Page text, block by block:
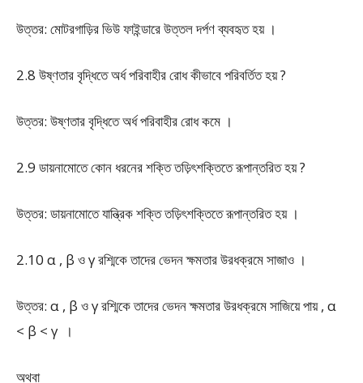
উত্তর: মোটরগাড়ির ভিউ ফাইন্ডারে উত্তল দর্পণ ব্যবহৃত হয় ।
2.8 উষ্ণতার বৃদ্ধিতে অর্ধ পরিবাহীর রোধ কীভাবে পরিবর্তিত হয় ?
উত্তর: উষ্ণতার বৃদ্ধিতে অর্ধ পরিবাহীর রোধ কমে ।
2.9 ডায়নামোতে কোন ধরনের শক্তি তড়িৎশক্তিতে রূপান্তরিত হয় ?
উত্তর: ডায়নামোতে যান্ত্রিক শক্তি তড়িৎশক্তিতে রূপান্তরিত হয় ।
2.10 α , β ও γ রশ্মিকে তাদের ভেদন ক্ষমতার উরধক্রমে সাজাও ।
উত্তর: α , β ও γ রশ্মিকে তাদের ভেদন ক্ষমতার উরধক্রমে সাজিয়ে পায় , α
< β < γ ।
অথবা